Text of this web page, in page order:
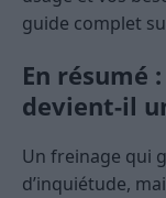
guide complet
En résumé
devient-il
Un freinage qui
d’inquiétude,